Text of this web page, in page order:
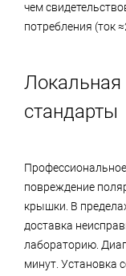
чем
потребления (ток
стандарты
повреждение
крышки. В
доставка
лабораторию.
минут. Установка